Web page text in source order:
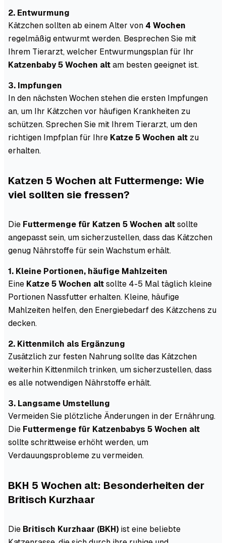
2. Entwurmung
Kätzchen sollten ab einem Alter von 4 Wochen
regelmäßig entwurmt werden. Besprechen Sie mit
Ihrem Tierarzt, welcher Entwurmungsplan für Ihr
Katzenbaby 5 Wochen alt am besten geeignet ist.
3. Impfungen
In den nächsten Wochen stehen die ersten Impfungen
an, um Ihr Kätzchen vor häufigen Krankheiten zu
schützen. Sprechen Sie mit Ihrem Tierarzt, um den
richtigen Impfplan für Ihre Katze 5 Wochen alt zu
erhalten.
Katzen 5 Wochen alt Futtermenge: Wie
viel sollten sie fressen?
Die Futtermenge für Katzen 5 Wochen alt sollte
angepasst sein, um sicherzustellen, dass das Kätzchen
genug Nährstoffe für sein Wachstum erhält.
1. Kleine Portionen, häufige Mahlzeiten
Eine Katze 5 Wochen alt sollte 4-5 Mal täglich kleine
Portionen Nassfutter erhalten. Kleine, häufige
Mahlzeiten helfen, den Energiebedarf des Kätzchens zu
decken.
2. Kittenmilch als Ergänzung
Zusätzlich zur festen Nahrung sollte das Kätzchen
weiterhin Kittenmilch trinken, um sicherzustellen, dass
es alle notwendigen Nährstoffe erhält.
3. Langsame Umstellung
Vermeiden Sie plötzliche Änderungen in der Ernährung.
Die Futtermenge für Katzenbabys 5 Wochen alt
sollte schrittweise erhöht werden, um
Verdauungsprobleme zu vermeiden.
BKH 5 Wochen alt: Besonderheiten der
Britisch Kurzhaar
Die Britisch Kurzhaar (BKH) ist eine beliebte